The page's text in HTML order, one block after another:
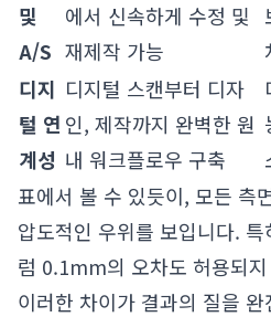
및
A/S
에서 신속하게 수정 및
재제작 가능
디지
털 연
계성
디지털 스캔부터 디자
인, 제작까지 완벽한 원
내 워크플로우 구축
표에서 볼 수 있듯이, 모든 측
압도적인 우위를 보입니다.
럼 0.1mm의 오차도 허용되
이러한 차이가 결과의 질을